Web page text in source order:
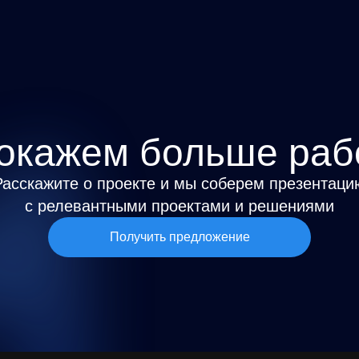
больше
о проекте и мы соберем
с релевантными проектами и решениями
Получить предложение